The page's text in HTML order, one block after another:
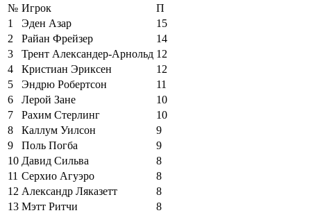
№ Игрок
П
1
Эден Азар
15
2
Райан Фрейзер
14
3
Трент Александер-Арнольд 12
4
Кристиан Эриксен
12
5
Эндрю Робертсон
11
6
Лерой Зане
10
7
Рахим Стерлинг
10
8
Каллум Уилсон
9
9
Поль Погба
9
10 Давид Сильва
8
11 Серхио Агуэро
8
12 Александр Ляказетт
8
13 Мэтт Ритчи
8